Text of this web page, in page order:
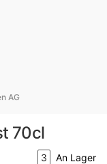
AG
70cl
3 An Lager